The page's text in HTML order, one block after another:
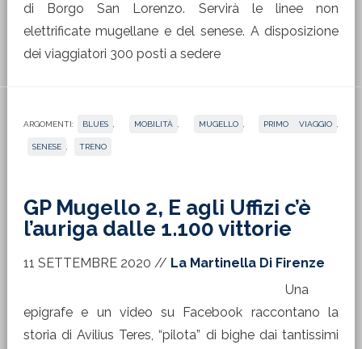
di Borgo San Lorenzo. Servirà le linee non
elettrificate mugellane e del senese. A disposizione
dei viaggiatori 300 posti a sedere
ARGOMENTI: BLUES MOBILITÀ MUGELLO PRIMO VIAGGIO
SENESE TRENO
GP Mugello 2, E agli Uffizi c’è
l’auriga dalle 1.100 vittorie
11 SETTEMBRE 2020 // La Martinella Di Firenze
Una
epigrafe e un video su Facebook raccontano la
storia di Avilius Teres, “pilota” di bighe dai tantissimi